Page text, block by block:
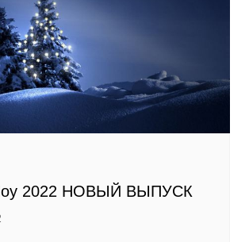
2022 НОВЫЙ ВЫПУСК